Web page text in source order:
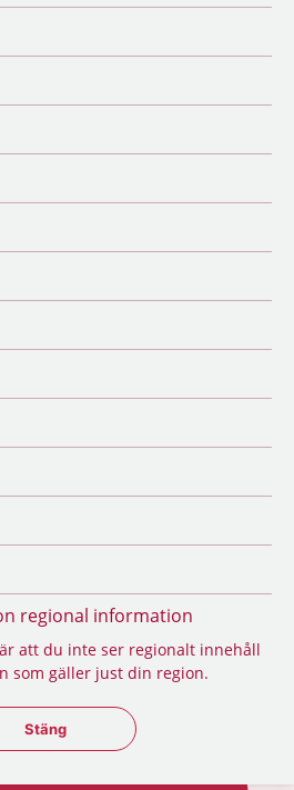
regional information
att du inte ser regionalt innehåll
som gäller just din region.
Stäng regionsväljaren
Stäng